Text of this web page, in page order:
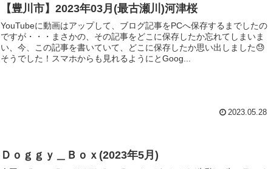
【豊川市】2023年03月(最古瀬川)河津桜
YouTubeに動画はアップして、ブログ記事をPCへ保存するまでしたの
ですが・・・まさかの、その記事をどこに保存したか忘れてしまいま
い、今、この記事を書いていて、どこに保存したか思い出しました😓
そうでした！スマホからも見れるようにとGoog...
2023.05.28
Ｄｏｇｇｙ＿Ｂｏｘ(2023年5月)